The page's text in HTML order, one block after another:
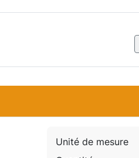
Unité de mesure